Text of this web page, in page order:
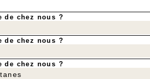
de chez nous ?
de chez nous ?
de chez nous ?